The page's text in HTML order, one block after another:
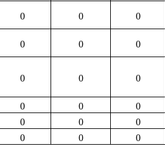
0 0 0
0 0 0
0 0 0
0 0 0
0 0 0
0 0 0